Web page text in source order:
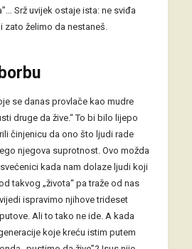
Srž uvijek ostaje ista: ne sviđa
zato želimo da nestaneš.
se danas provlače kao mudre
druge da žive.“ To bi bilo lijepo
činjenicu da ono što ljudi rade
njegova suprotnost. Ovo možda
kada nam dolaze ljudi koji
takvog „života“ pa traže od nas
ispravimo njihove trideset
Ali to tako ne ide. A kada
koje kreću istim putem